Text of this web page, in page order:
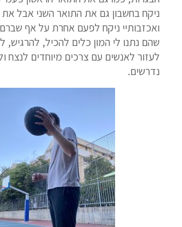
ניקח בחשבון גם את התואר השני אבל את
ואכזבותיי ניקח לפעם אחרת על אף
שהם נתנו לי המון כלים להכיל, להרגיש,
לעזור לאנשים עם צרכים מיוחדים לנצח
נדרשים.